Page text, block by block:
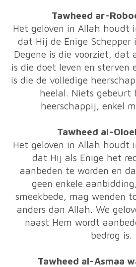
Tawheed ar-
Het geloven in Allah houdt
dat Hij de Enige Schepper
Degene is die voorziet, dat
is die doet leven en sterven
is die de volledige
heelal. Niets gebeurt
heerschappij, enkel
Tawheed al-
Het geloven in Allah houdt
dat Hij als Enige het
aanbeden te worden en
geen enkele
smeekbede, mag wenden
anders dan Allah. We
naast Hem wordt
bedrog is.
Tawheed al-Asmaa